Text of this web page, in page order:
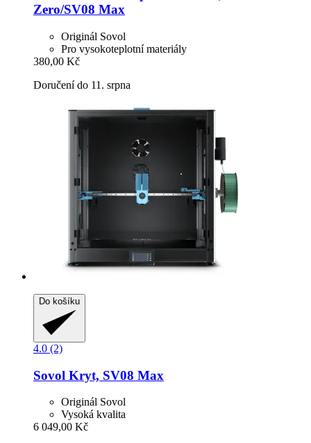
Zero/SV08 Max
Originál Sovol
Pro vysokoteplotní materiály
380,00 Kč
Doručení do 11. srpna
Do košíku
4.0 (2)
Sovol Kryt, SV08 Max
Originál Sovol
Vysoká kvalita
6 049,00 Kč